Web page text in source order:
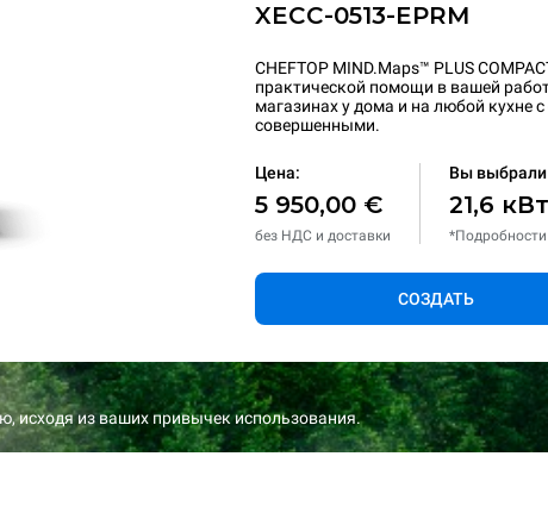
XECC-0513-EPRM
CHEFTOP MIND.Maps™ PLUS
практической помощи в вашей
магазинах у дома и на любой кухне
совершенными.
Цена:
5 950,00 €
без НДС и доставки
Вы
21,6
СОЗДАТЬ
исходя из ваших привычек использования.